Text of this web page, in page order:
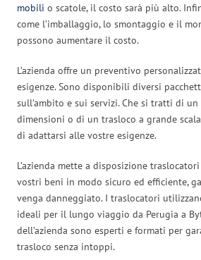
mobili o scatole, il costo sarà più alto.
come l’imballaggio, lo smontaggio e il
possono aumentare il costo.
L’azienda offre un preventivo
esigenze. Sono disponibili diversi
sull’ambito e sui servizi. Che si tratti di
dimensioni o di un trasloco a grande
di adattarsi alle vostre esigenze.
L’azienda mette a disposizione
vostri beni in modo sicuro ed efficiente,
venga danneggiato. I traslocatori
ideali per il lungo viaggio da Perugia a
dell’azienda sono esperti e formati per
trasloco senza intoppi.